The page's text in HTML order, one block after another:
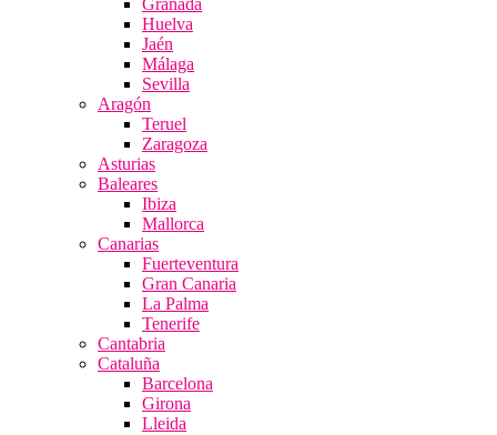
Granada
Huelva
Jaén
Málaga
Sevilla
Aragón
Teruel
Zaragoza
Asturias
Baleares
Ibiza
Mallorca
Canarias
Fuerteventura
Gran Canaria
La Palma
Tenerife
Cantabria
Cataluña
Barcelona
Girona
Lleida